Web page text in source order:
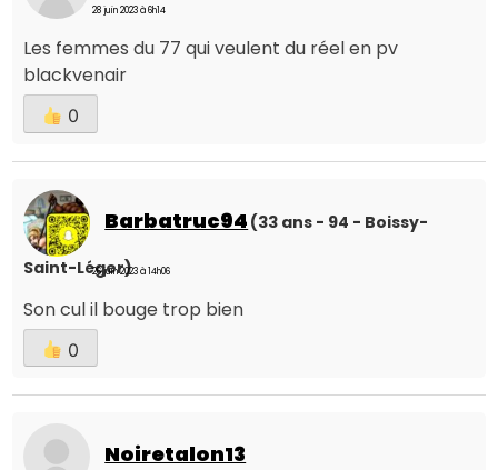
28 juin 2023 à 6h14
Les femmes du 77 qui veulent du réel en pv
blackvenair
0
Barbatruc94 (33 ans - 94 - Boissy-
Saint-Léger)26 juin 2023 à 14h06
Son cul il bouge trop bien
0
Noiretalon13